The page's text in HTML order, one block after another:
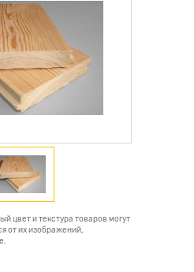
цвет и текстура товаров могут
от их изображений,